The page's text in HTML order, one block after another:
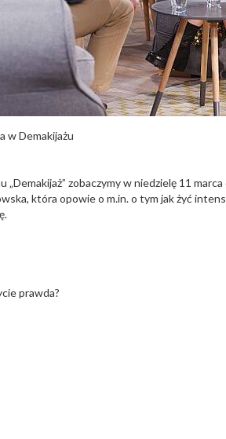
w Demakijażu
zobaczymy w niedzielę 11
która opowie o m.in. o tym jak żyć
prawda?